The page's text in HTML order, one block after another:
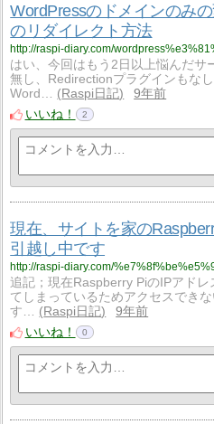
WordPressのドメインのみ
のリダイレクト方法
はい、今回はもう2日以上悩んだサ
無し、Redirectionプラグインもな
Word…
Raspi日記
9年前
いいね！
2
現在、サイトを家の
引越し中です
追記；現在Raspberry PiのIPアドレ
てしまっているためアクセスでき
す…
Raspi日記
9年前
いいね！
0